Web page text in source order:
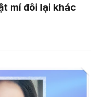
mí đôi lại khác